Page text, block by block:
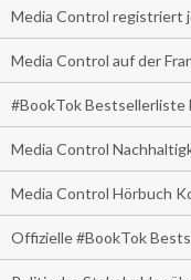
Media Control registriert
Media Control auf der
#BookTok Bestsellerliste
Media Control
Media Control Hörbuch
Offizielle #BookTok